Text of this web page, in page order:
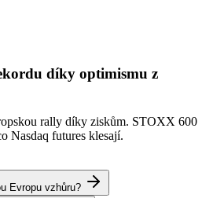
díky optimismu z
rally díky ziskům. STOXX 600
Nasdaq futures klesají.
Evropu vzhůru?